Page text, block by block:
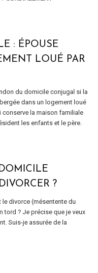
: ÉPOUSE
LOUÉ PAR
du domicile conjugal si la
dans un logement loué
conserve la maison familiale
les enfants et le père.
?
divorce (mésentente du
tord ? Je précise que je veux
Suis-je assurée de la